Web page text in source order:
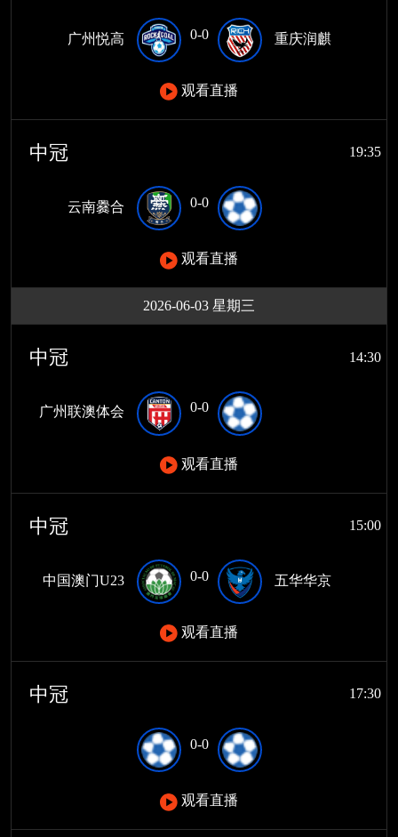
广州悦高 0-0 重庆润麒
观看直播
中冠 19:35
云南爨合 0-0
观看直播
2026-06-03 星期三
中冠 14:30
广州联澳体会 0-0
观看直播
中冠 15:00
中国澳门U23 0-0 五华华京
观看直播
中冠 17:30
0-0
观看直播